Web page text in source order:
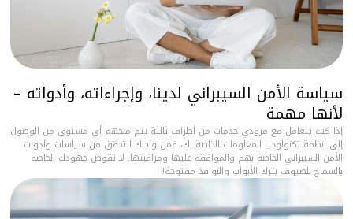
سياسة الأمن السيبراني لدينا، وإجراءاته، وأدواته –
لأنها مهمة
إذا كنت تتعامل مع مزودي خدمات من أطراف ثالثة يتم منحهم أي مستوى من الوصول
إلى أنظمة تكنولوجيا المعلومات الخاصة بك، فمن واجبك التحقق من سياسات وأدوات
الأمن السيبراني الخاصة بهم والموافقة عليها ومراقبتها. لا تقوض جهودك الخاصة
بالسماح للضيوف بترك الأبواب والنوافذ مفتوحة!